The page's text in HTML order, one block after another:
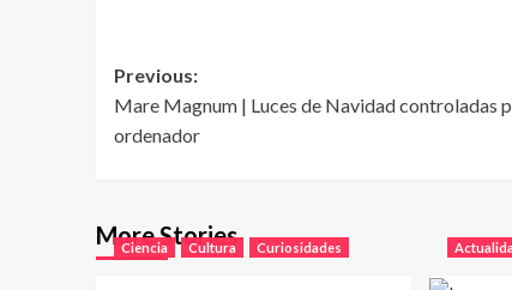
Post
navigation
Previous:
Mare Magnum | Luces de Navidad controladas
ordenador
More Stories
Ciencia Cultura Curiosidades